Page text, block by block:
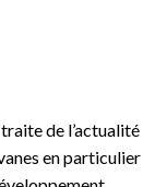
de l’actualité
en particulier